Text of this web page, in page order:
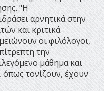
"Η
αρνητικά στην
και κριτικά
οι φιλόλογοι,
την
μάθημα και
τονίζουν, έχουν